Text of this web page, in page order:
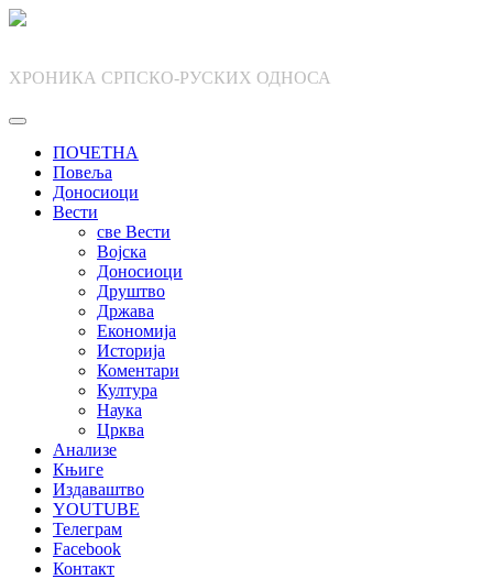
Skip
ХРОНИКА СРПСКО-РУСКИХ ОДНОСА
ПОЧЕТНА
Повеља
Доносиоци
Вести
све Вести
Војска
Доносиоци
Друштво
Држава
Економија
Историја
Коментари
Култура
Наука
Црква
Анализе
Књиге
Издаваштво
YOUTUBE
Телеграм
Facebook
Контакт